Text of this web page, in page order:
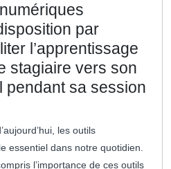
par
l’apprentissage
stagiaire vers son
pendant sa session
les outils
essentiel dans notre quotidien.
l’importance de ces outils